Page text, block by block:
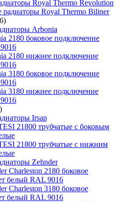
Royal Thermo Revolution
радиаторы Royal Thermo Biliner
Arbonia
2180 боковое подключение
2180 нижнее подключение
3180 боковое подключение
3180 нижнее подключение
Irsap
21800 трубчатые с боковым
21800 трубчатые с нижним
Zehnder
Charleston 2180 боковое
белый RAL 9016
Charleston 3180 боковое
белый RAL 9016